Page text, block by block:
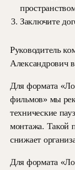
Заключите
Руководитель
Александрович
Для формата
фильмов» мы
технические
монтажа. Такой
снижает
Для формата